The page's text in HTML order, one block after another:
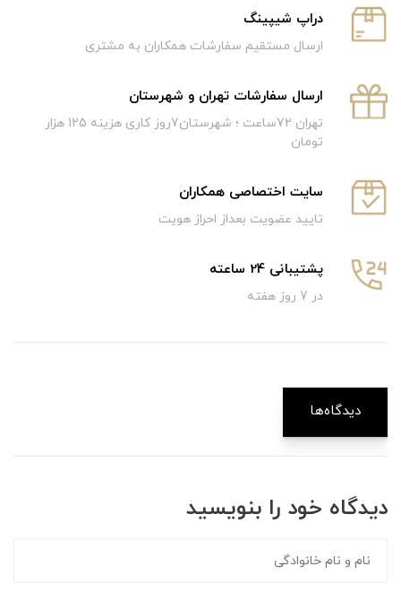
دراپ شیپینگ
ارسال مستقیم سفارشات همکاران به مشتری
ارسال سفارشات تهران و شهرستان
تهران 72ساعت ؛ شهرستان7روز کاری هزینه 125 هزار
تومان
سایت اختصاصی همکاران
تایید عضویت بعداز احراز هویت
پشتیبانی 24 ساعته
در 7 روز هفته
دیدگاه‌ها
دیدگاه خود را بنویسید